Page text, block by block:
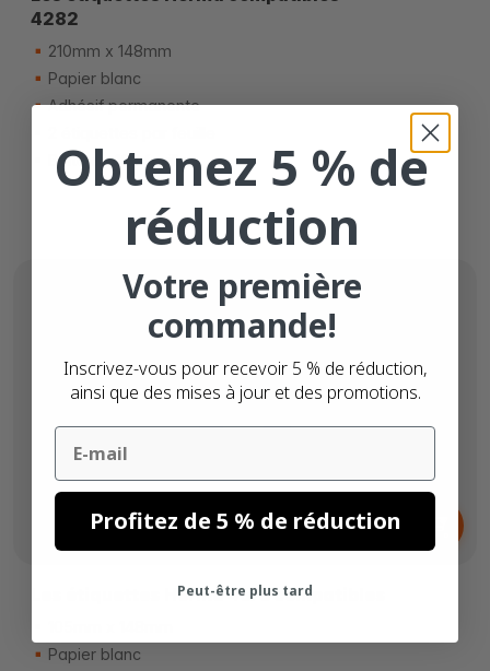
4282
210mm x 148mm
Papier blanc
Adhésif permanente
Boîte de 100 feuilles
Dès
€
Les étiquettes Herma 4676 compatibles
Papier blanc
Obtenez 5 % de
réduction
Votre première
commande!
Inscrivez-vous pour recevoir 5 % de réduction,
ainsi que des mises à jour et des promotions.
Email
Profitez de 5 % de réduction
Peut-être plus tard